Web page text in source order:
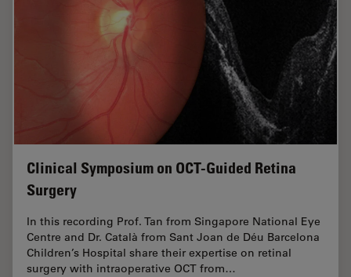
Clinical Symposium on OCT-Guided Retina
Surgery
In this recording Prof. Tan from Singapore National Eye
Centre and Dr. Català from Sant Joan de Déu Barcelona
Children’s Hospital share their expertise on retinal
surgery with intraoperative OCT from…